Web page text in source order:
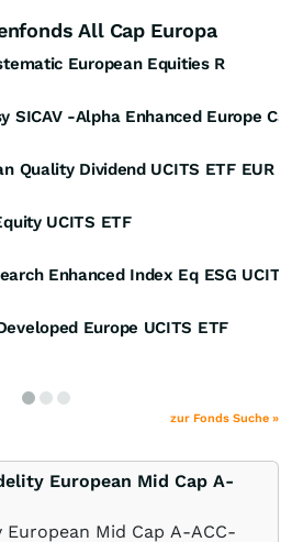
All Cap Europa
European Equities R
SICAV -Alpha Enhanced Europe
Quality Dividend UCITS ETF EUR
UCITS ETF
Enhanced Index Eq ESG
Europe UCITS ETF
zur Fonds Suche »
European Mid Cap A-
Mid Cap A-ACC-